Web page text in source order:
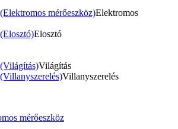
mérőeszköz)Elektromos
Elosztó
Világítás
Villanyszerelés
mérőeszköz